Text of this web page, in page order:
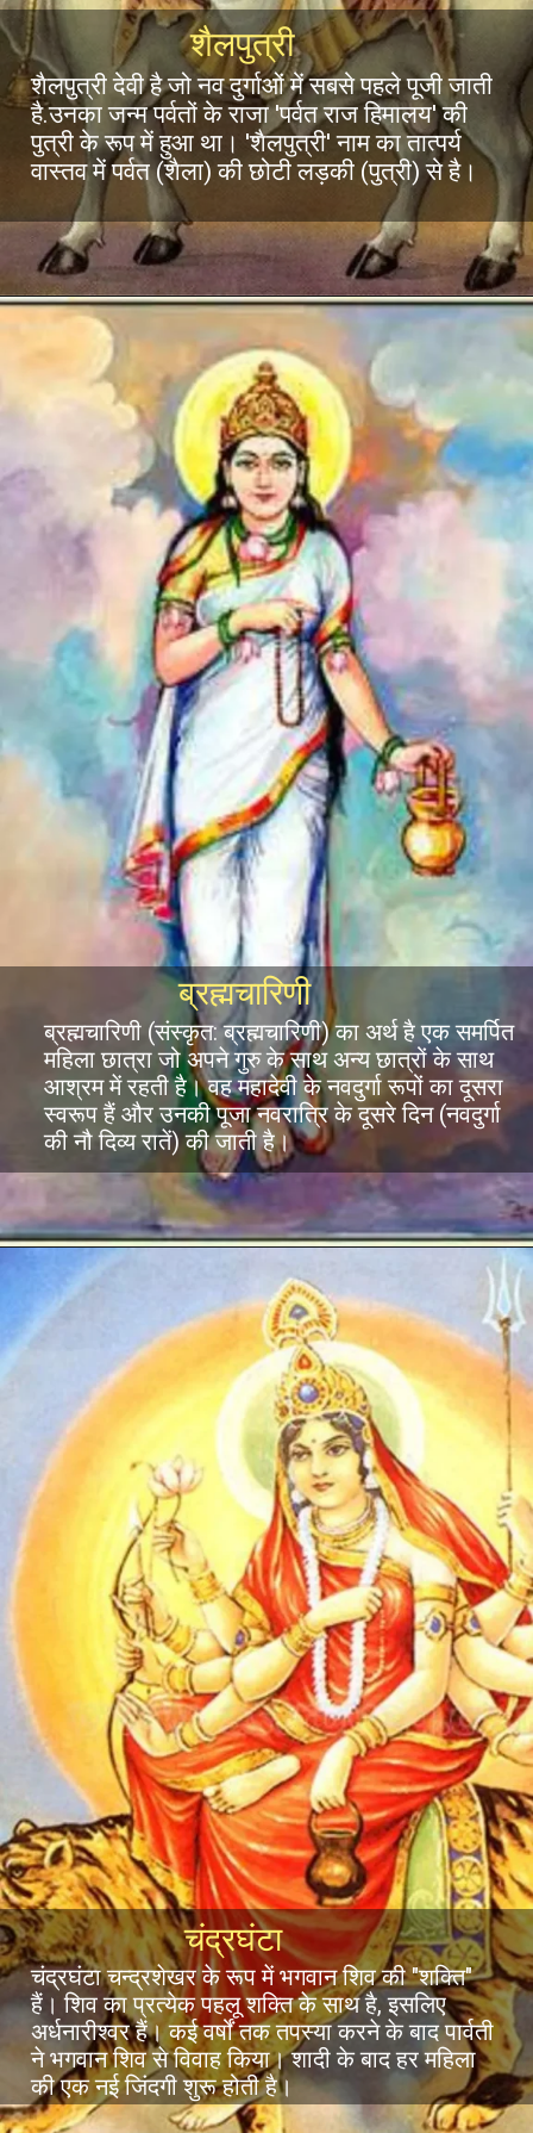
शैलपुत्री
शैलपुत्री देवी है जो नव दुर्गाओं में सबसे पहले पूजी जाती
है.उनका जन्म पर्वतों के राजा 'पर्वत राज हिमालय' की
पुत्री के रूप में हुआ था। 'शैलपुत्री' नाम का तात्पर्य
वास्तव में पर्वत (शैला) की छोटी लड़की (पुत्री) से है।
ब्रह्मचारिणी
ब्रह्मचारिणी (संस्कृत: ब्रह्मचारिणी) का अर्थ है एक समर्पित
महिला छात्रा जो अपने गुरु के साथ अन्य छात्रों के साथ
आश्रम में रहती है। वह महादेवी के नवदुर्गा रूपों का दूसरा
स्वरूप हैं और उनकी पूजा नवरात्रि के दूसरे दिन (नवदुर्गा
की नौ दिव्य रातें) की जाती है।
चंद्रघंटा
चंद्रघंटा चन्द्रशेखर के रूप में भगवान शिव की "शक्ति"
हैं। शिव का प्रत्येक पहलू शक्ति के साथ है, इसलिए
अर्धनारीश्वर हैं। कई वर्षों तक तपस्या करने के बाद पार्वती
ने भगवान शिव से विवाह किया। शादी के बाद हर महिला
की एक नई जिंदगी शुरू होती है।